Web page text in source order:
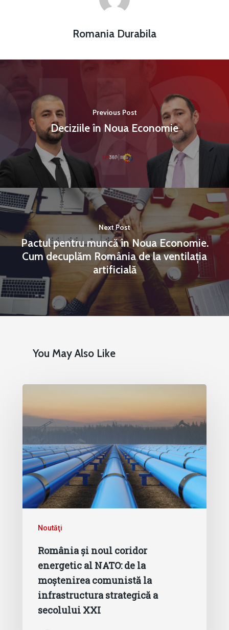
Romania Durabila
Previous Post
Deciziile în Noua Economie
Next Post
Pactul pentru muncă în Noua Economie.
Cum decuplăm România de la ventilația
artificială
You May Also Like
Noutăţi
România și noul coridor
energetic al NATO: de la
moștenirea comunistă la
infrastructura strategică a
secolului XXI